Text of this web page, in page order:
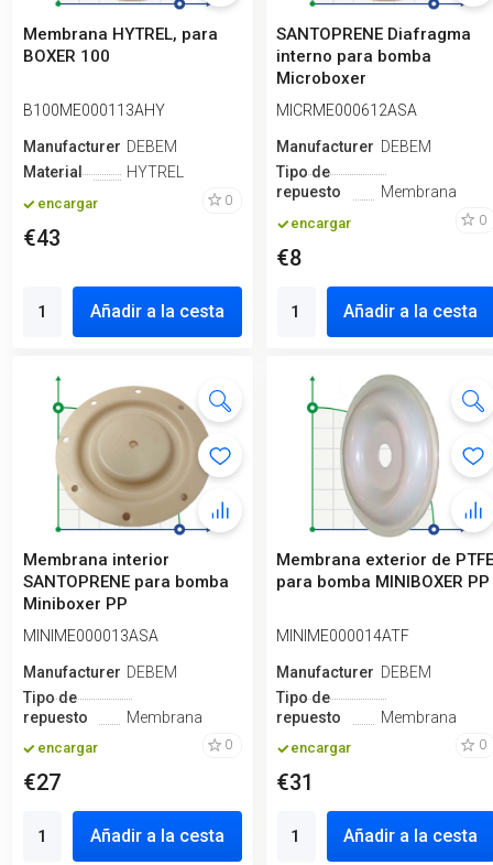
Membrana HYTREL, para
BOXER 100
B100ME000113AHY
ManufactureroDEBEM
Material
HYTREL
encargar 0
€43
Añadir a la cesta
SANTOPRENE Diafragma
interno para bomba
Microboxer
MICRME000612ASA
ManufactureroDEBEM
Tipo de
repuesto
Membrana
encargar 0
€8
Añadir a la cesta
Membrana interior
SANTOPRENE para bomba
Miniboxer PP
MINIME000013ASA
ManufactureroDEBEM
Tipo de
repuesto
Membrana
encargar 0
€27
Añadir a la cesta
Membrana exterior de
para bomba MINIBOXER PP
MINIME000014ATF
ManufactureroDEBEM
Tipo de
repuesto
Membrana
encargar 0
€31
Añadir a la cesta